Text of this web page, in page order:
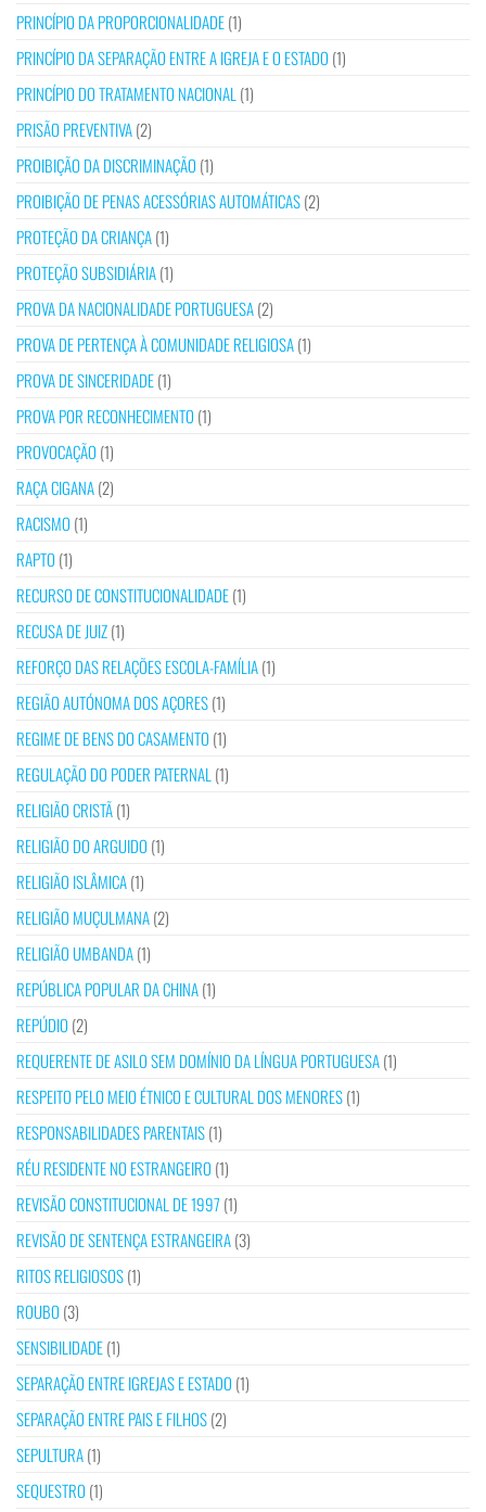
PRINCÍPIO DA PROPORCIONALIDADE(1)
PRINCÍPIO DA SEPARAÇÃO ENTRE A IGREJA E O ESTADO (1)
PRINCÍPIO DO TRATAMENTO NACIONAL (1)
PRISÃO PREVENTIVA(2)
PROIBIÇÃO DA DISCRIMINAÇÃO (1)
PROIBIÇÃO DE PENAS ACESSÓRIAS AUTOMÁTICAS(2)
PROTEÇÃO DA CRIANÇA(1)
PROTEÇÃO SUBSIDIÁRIA(1)
PROVA DA NACIONALIDADE PORTUGUESA(2)
PROVA DE PERTENÇA À COMUNIDADE RELIGIOSA(1)
PROVA DE SINCERIDADE(1)
PROVA POR RECONHECIMENTO (1)
PROVOCAÇÃO (1)
RAÇA CIGANA(2)
RACISMO (1)
RAPTO (1)
RECURSO DE CONSTITUCIONALIDADE(1)
RECUSA DE JUIZ(1)
REFORÇO DAS RELAÇÕES ESCOLA-FAMÍLIA(1)
REGIÃO AUTÓNOMA DOS AÇORES(1)
REGIME DE BENS DO CASAMENTO (1)
REGULAÇÃO DO PODER PATERNAL (1)
RELIGIÃO CRISTÃ(1)
RELIGIÃO DO ARGUIDO (1)
RELIGIÃO ISLÂMICA(1)
RELIGIÃO MUÇULMANA(2)
RELIGIÃO UMBANDA(1)
REPÚBLICA POPULAR DA CHINA(1)
REPÚDIO (2)
REQUERENTE DE ASILO SEM DOMÍNIO DA LÍNGUA PORTUGUESA(1)
RESPEITO PELO MEIO ÉTNICO E CULTURAL DOS MENORES(1)
RESPONSABILIDADES PARENTAIS(1)
RÉU RESIDENTE NO ESTRANGEIRO (1)
REVISÃO CONSTITUCIONAL DE 1997 (1)
REVISÃO DE SENTENÇA ESTRANGEIRA(3)
RITOS RELIGIOSOS(1)
ROUBO (3)
SENSIBILIDADE(1)
SEPARAÇÃO ENTRE IGREJAS E ESTADO (1)
SEPARAÇÃO ENTRE PAIS E FILHOS(2)
SEPULTURA(1)
SEQUESTRO (1)